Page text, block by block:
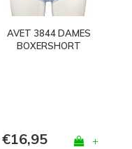
AVET 3844 DAMES
BOXERSHORT
€16,95 +